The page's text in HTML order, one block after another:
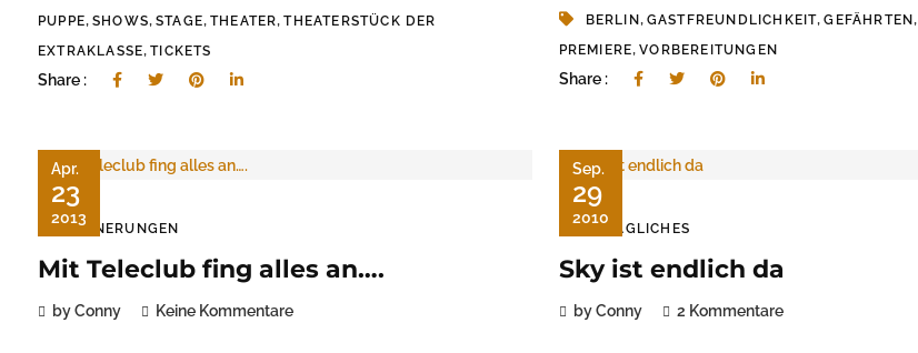
PUPPE, SHOWS, STAGE, THEATER,THEATERSTÜCK DER
EXTRAKLASSE,TICKETS
Share :
BERLIN, GASTFREUNDLICHKEIT,GEFÄHRTEN,
PREMIERE,VORBEREITUNGEN
Share :
Apr.
23
2013
ERINNERUNGEN
Mit Teleclub fing alles an….
by Conny Keine Kommentare
Sep.
29
2010
ALLTÄGLICHES
Sky ist endlich da
by Conny 2 Kommentare